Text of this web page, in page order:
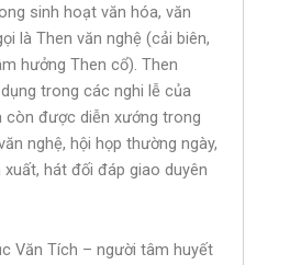
sinh hoạt văn hóa, văn
là Then văn nghệ (cải biên,
hưởng Then cổ). Then
trong các nghi lễ của
còn được diễn xướng trong
nghệ, hội họp thường ngày,
hát đối đáp giao duyên
Văn Tích – người tâm huyết